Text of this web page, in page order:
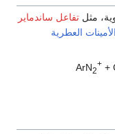
مثلتفاعل ساندماير
الأمينات العطرية
ArN2
+ +